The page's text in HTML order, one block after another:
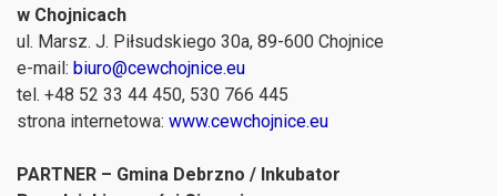
w Chojnicach
ul. Marsz. J. Piłsudskiego 30a, 89-600 Chojnice
e-mail: biuro@cewchojnice.eu
tel. +48 52 33 44 450, 530 766 445
strona internetowa: www.cewchojnice.eu
PARTNER – Gmina Debrzno / Inkubator